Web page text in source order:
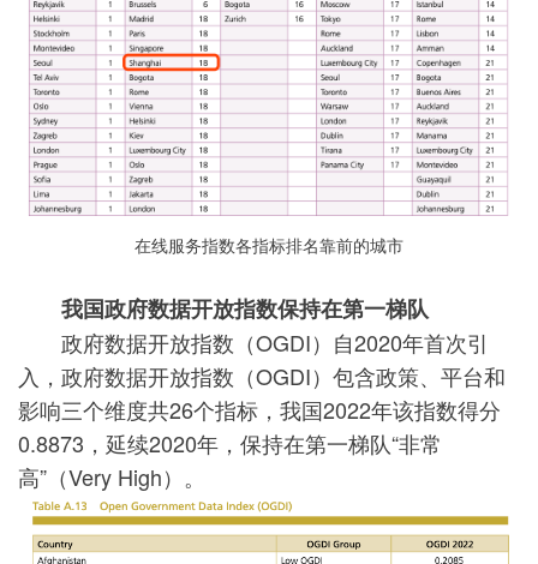
在线服务指数各指标排名靠前的城市
我国政府数据开放指数保持在第一梯队
政府数据开放指数（OGDI）自2020年首次引
入，政府数据开放指数（OGDI）包含政策、平台和
影响三个维度共26个指标，我国2022年该指数得分
0.8873，延续2020年，保持在第一梯队“非常
高”（Very High）。